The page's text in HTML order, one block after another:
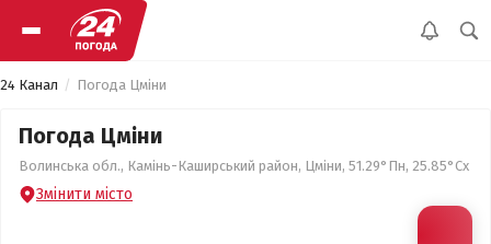
24 Канал Погода Цміни
Погода Цміни
Волинська обл., Камінь-Каширський район, Цміни, 51.29°Пн, 25.85°Сх
Змінити місто